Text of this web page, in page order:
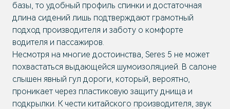
базы, то удобный профиль спинки и достаточная
длина сидений лишь подтверждают грамотный
подход производителя и заботу о комфорте
водителя и пассажиров.
Несмотря на многие достоинства, Seres 5 не может
похвастаться выдающейся шумоизоляцией. В салоне
слышен явный гул дороги, который, вероятно,
проникает через пластиковую защиту днища и
подкрылки. К чести китайского производителя, звук